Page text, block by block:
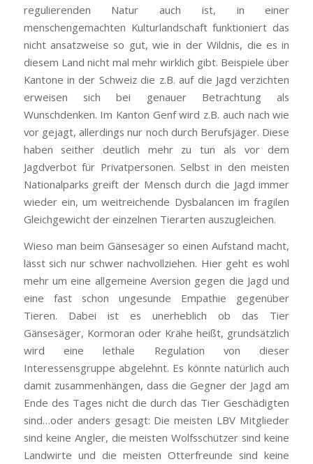
regulierenden Natur auch ist, in einer
menschengemachten Kulturlandschaft funktioniert das
nicht ansatzweise so gut, wie in der Wildnis, die es in
diesem Land nicht mal mehr wirklich gibt. Beispiele über
Kantone in der Schweiz die z.B. auf die Jagd verzichten
erweisen sich bei genauer Betrachtung als
Wunschdenken. Im Kanton Genf wird z.B. auch nach wie
vor gejagt, allerdings nur noch durch Berufsjäger. Diese
haben seither deutlich mehr zu tun als vor dem
Jagdverbot für Privatpersonen. Selbst in den meisten
Nationalparks greift der Mensch durch die Jagd immer
wieder ein, um weitreichende Dysbalancen im fragilen
Gleichgewicht der einzelnen Tierarten auszugleichen.
Wieso man beim Gänsesäger so einen Aufstand macht,
lässt sich nur schwer nachvollziehen. Hier geht es wohl
mehr um eine allgemeine Aversion gegen die Jagd und
eine fast schon ungesunde Empathie gegenüber
Tieren. Dabei ist es unerheblich ob das Tier
Gänsesäger, Kormoran oder Krähe heißt, grundsätzlich
wird eine lethale Regulation von dieser
Interessensgruppe abgelehnt. Es könnte natürlich auch
damit zusammenhängen, dass die Gegner der Jagd am
Ende des Tages nicht die durch das Tier Geschädigten
sind…oder anders gesagt: Die meisten LBV Mitglieder
sind keine Angler, die meisten Wolfsschützer sind keine
Landwirte und die meisten Otterfreunde sind keine